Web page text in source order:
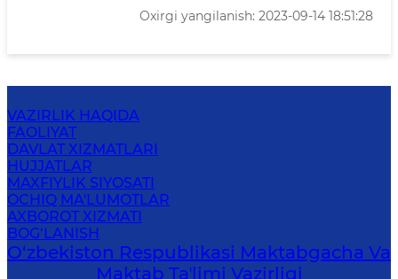
Oxirgi yangilanish: 2023-09-14 18:51:28
VAZIRLIK HAQIDA
FAOLIYAT
DAVLAT XIZMATLARI
HUJJATLAR
MAXFIYLIK SIYOSATI
OCHIQ MA'LUMOTLAR
AXBOROT XIZMATI
BOG‘LANISH
O‘zbekiston Respublikasi Maktabgacha Va
Maktab Taʼlimi Vazirligi